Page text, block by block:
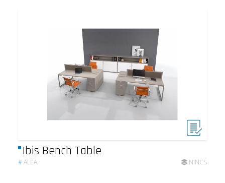
Ibis Bench Table
#ALEA NINCS